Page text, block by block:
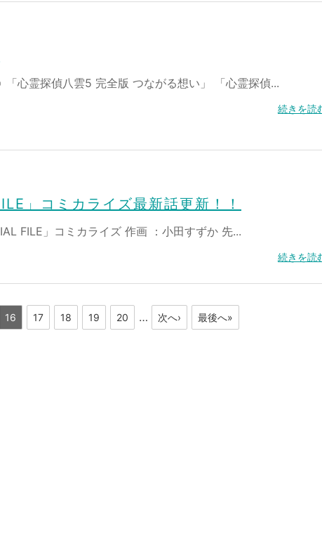
心霊探偵八雲5 完全版 つながる想い」 「心霊探偵...
続きを読
」コミカライズ最新話更新！！
FILE」コミカライズ 作画 ：小田すずか 先...
続きを読
16 17 18 19 20 … 次へ› 最後へ»